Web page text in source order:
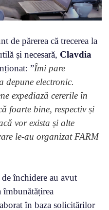
de părerea că trecerea la
și necesară, Clavdia
”Îmi pare
depune electronic.
expediază cererile în
foarte bine, respectiv și
vor exista și alte
le-au organizat FARM
închidere au avut
în baza solicitărilor